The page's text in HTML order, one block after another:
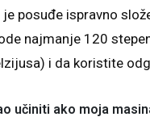
posuđe ispravno
najmanje 120
i da koristite
učiniti ako moja